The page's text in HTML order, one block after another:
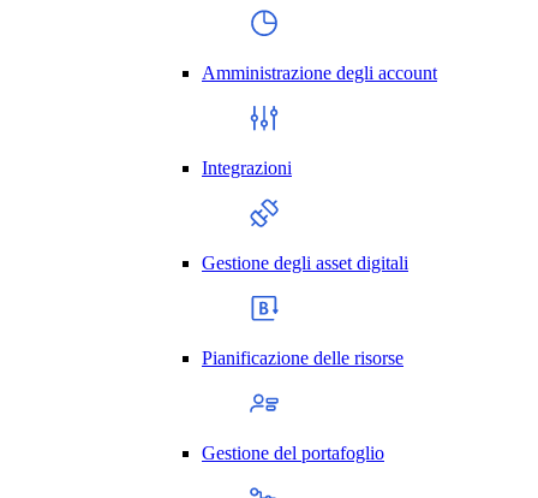
Amministrazione degli account
Integrazioni
Gestione degli asset digitali
Pianificazione delle risorse
Gestione del portafoglio